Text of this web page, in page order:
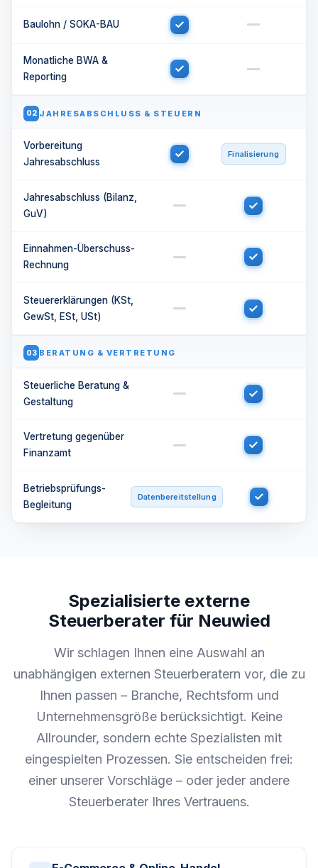
Baulohn / SOKA-BAU
Monatliche BWA &
Reporting
02 JAHRESABSCHLUSS & STEUERN
Vorbereitung
Jahresabschluss
Finalisierung
Jahresabschluss (Bilanz,
GuV)
Einnahmen-Überschuss-
Rechnung
Steuererklärungen (KSt,
GewSt, ESt, USt)
03 BERATUNG & VERTRETUNG
Steuerliche Beratung &
Gestaltung
Vertretung gegenüber
Finanzamt
Betriebsprüfungs-
Begleitung
Datenbereitstellung
Spezialisierte externe
Steuerberater für Neuwied
Wir schlagen Ihnen eine Auswahl an
unabhängigen externen Steuerberatern vor, die zu
Ihnen passen – Branche, Rechtsform und
Unternehmensgröße berücksichtigt. Keine
Allrounder, sondern echte Spezialisten mit
eingespielten Prozessen. Sie entscheiden frei:
einer unserer Vorschläge – oder jeder andere
Steuerberater Ihres Vertrauens.